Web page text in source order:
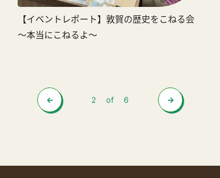
【イベントレポート】敦賀の歴史をこねる会
～本当にこねるよ～
2 of 6